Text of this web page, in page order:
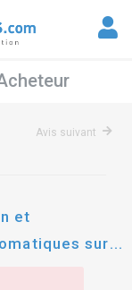
Avis suivant
et
sur
la cma du